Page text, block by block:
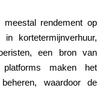
meestal rendement op
kortetermijnverhuur,
een bron van
maken het
waardoor de